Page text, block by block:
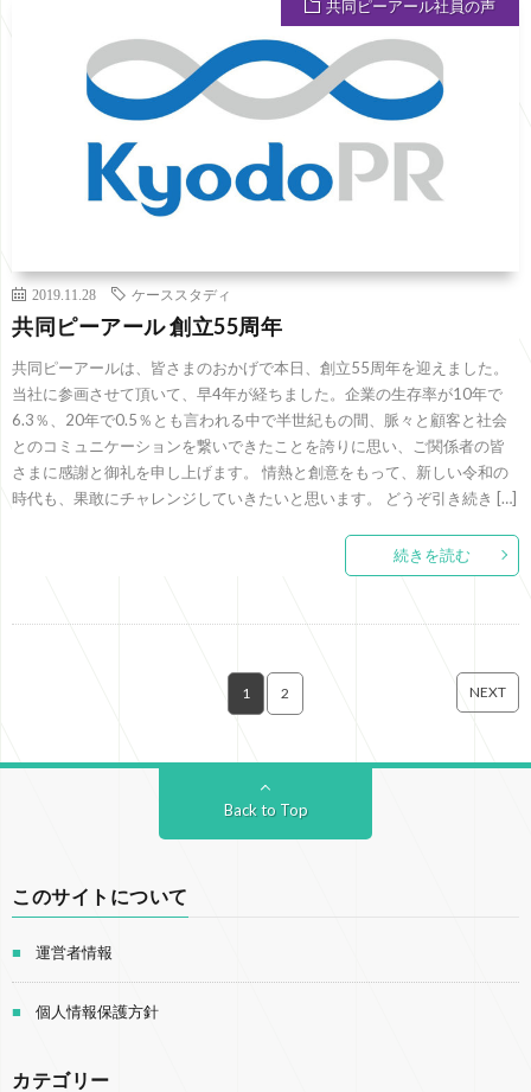
共同ピーアール社員の声
2019.11.28 ケーススタディ
共同ピーアール 創立55周年
共同ピーアールは、皆さまのおかげで本日、創立55周年を迎えました。
当社に参画させて頂いて、早4年が経ちました。企業の生存率が10年で
6.3％、20年で0.5％とも言われる中で半世紀もの間、脈々と顧客と社会
とのコミュニケーションを繋いできたことを誇りに思い、ご関係者の皆
さまに感謝と御礼を申し上げます。 情熱と創意をもって、新しい令和の
時代も、果敢にチャレンジしていきたいと思います。 どうぞ引き続き […]
続きを読む
1 2 NEXT
Back to Top
このサイトについて
運営者情報
個人情報保護方針
カテゴリー